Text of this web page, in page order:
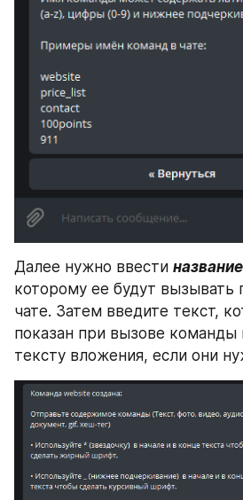
Далее нужно ввести
которому ее будут вызывать
чате. Затем введите текст,
показан при вызове команды
тексту вложения, если они